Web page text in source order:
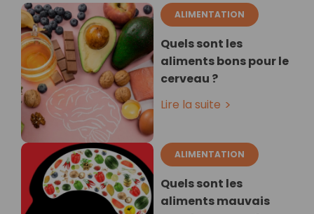
ALIMENTATION
Quels sont les
aliments bons pour le
cerveau ?
Lire la suite
ALIMENTATION
Quels sont les
aliments mauvais